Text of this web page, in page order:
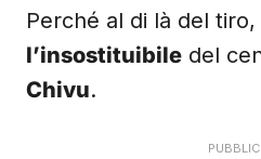
Perché al di là del
l’insostituibile del
Chivu.